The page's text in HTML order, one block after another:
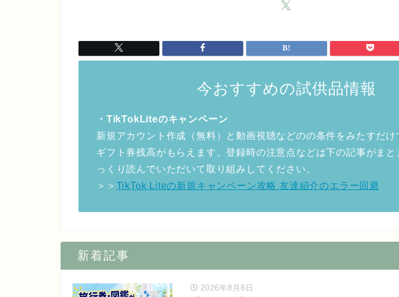
今おすすめの試供品情報
・TikTokLiteのキャンペーン
新規アカウント作成（無料）と動画視聴などのの条件をみたすだ
ギフト券残高がもらえます。登録時の注意点などは下の記事がまと
っくり読んでいただいて取り組みしてください。
＞＞ TikTok Liteの新規キャンペーン攻略 友達紹介のエラー回避
新着記事
2026年8月6日